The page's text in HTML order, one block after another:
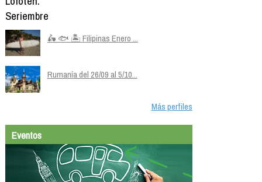
🛵 🐟 🏝️ Filipinas Enero ...
Rumanía del 26/09 al 5/10...
Más perfiles
Eventos